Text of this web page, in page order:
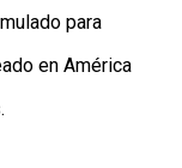
para
en América